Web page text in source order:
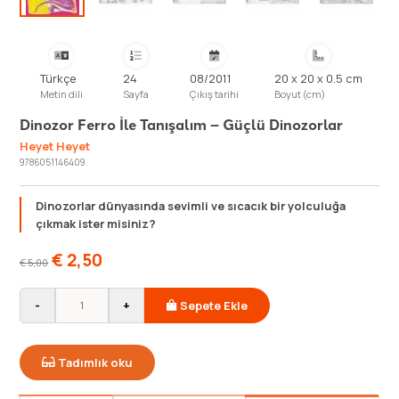
Türkçe
Metin dili
24
Sayfa
08/2011
Çıkış tarihi
20 x 20 x 0.5 cm
Boyut (cm)
Dinozor Ferro İle Tanışalım – Güçlü Dinozorlar
Heyet Heyet
9786051146409
Dinozorlar dünyasında sevimli ve sıcacık bir yolculuğa
çıkmak ister misiniz?
€5,00 € 2,50
- + Sepete Ekle
Tadımlık oku